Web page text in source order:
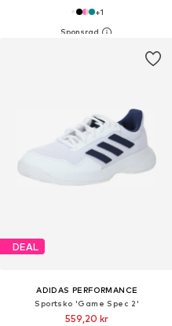
+1
DEAL
ADIDAS PERFORMANCE
Sportsko 'Game Spec 2'
559,20 kr